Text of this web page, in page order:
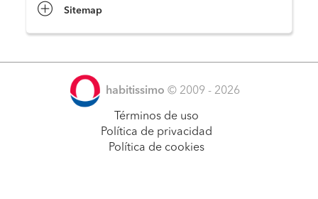
Sitemap
habitissimo © 2009 - 2026
Términos de uso
Política de privacidad
Política de cookies